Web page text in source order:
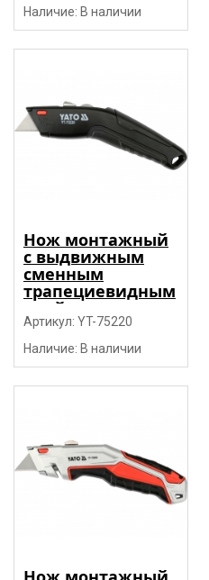
Наличие: В наличии
Нож монтажный
с выдвижным
сменным
трапециевидным
двойным
лезвием SK5,
AL+Zn, 8 лезвий
"Yato"
Артикул: YT-75220
Наличие: В наличии